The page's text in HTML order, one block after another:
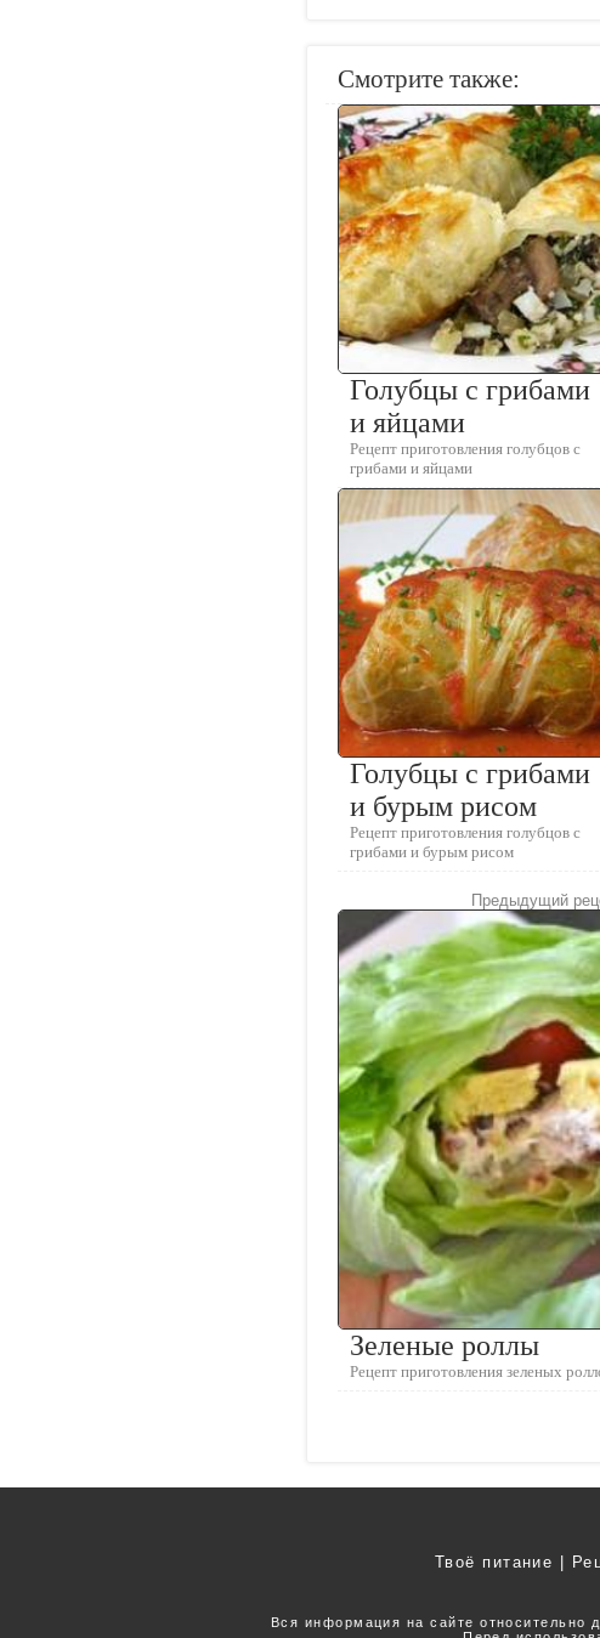
Смотрите также:
Голубцы с грибами
и яйцами
Рецепт приготовления голубцов с
грибами и яйцами
Голубцы с грибами
и бурым рисом
Рецепт приготовления голубцов с
грибами и бурым рисом
Предыдущий
Зеленые роллы
Рецепт приготовления зеленых
Твоё питание
Вся информация на сайте относительно